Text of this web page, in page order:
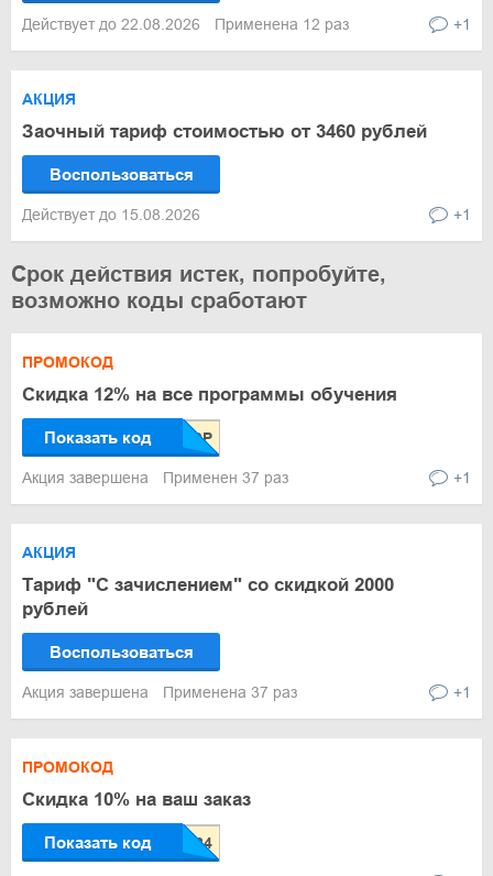
Действует до 22.08.2026 Применена 12 раз +1
АКЦИЯ
Заочный тариф стоимостью от 3460 рублей
Воспользоваться
Действует до 15.08.2026 +1
Срок действия истек, попробуйте,
возможно коды сработают
ПРОМОКОД
Скидка 12% на все программы обучения
Показать код
Акция завершена Применен 37 раз +1
АКЦИЯ
Тариф "С зачислением" со скидкой 2000
рублей
Воспользоваться
Акция завершена Применена 37 раз +1
ПРОМОКОД
Скидка 10% на ваш заказ
Показать код